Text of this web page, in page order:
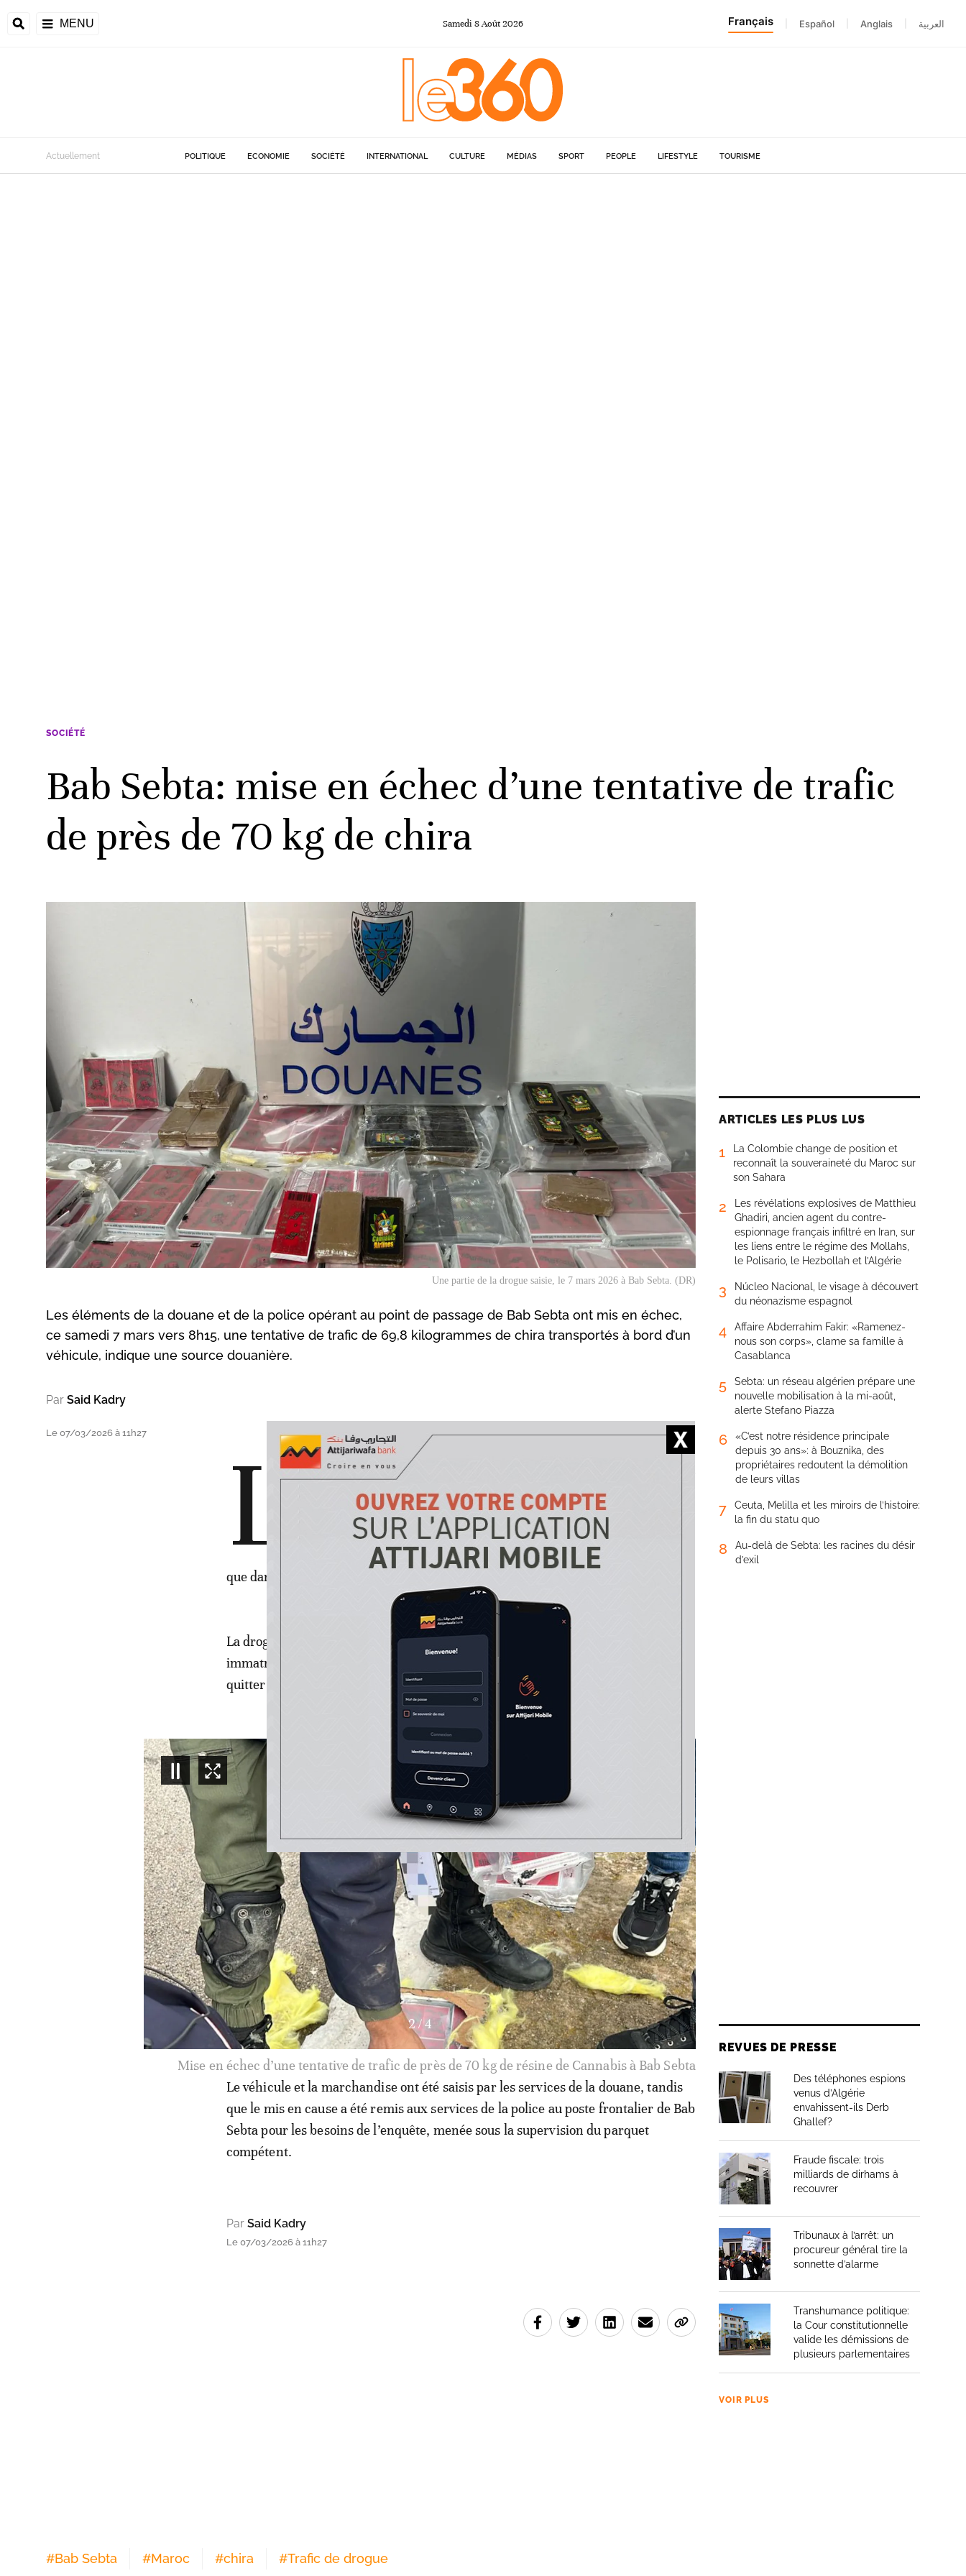
MENU Samedi 8Août2026 Français Español Anglais العربية
Actuellement POLITIQUE ECONOMIE SOCIÉTÉ INTERNATIONAL CULTURE MÉDIAS SPORT PEOPLE LIFESTYLE TOURISME
SOCIÉTÉ
Bab Sebta: mise en échec d’une tentative de trafic
de près de 70 kg de chira
Une partie de la drogue saisie, le 7 mars 2026 à Bab Sebta. (DR)
Les éléments de la douane et de la police opérant au point de passage de Bab Sebta ont mis en échec,
ce samedi 7 mars vers 8h15, une tentative de trafic de 69,8 kilogrammes de chira transportés à bord d’un
véhicule, indique une source douanière.
Par Said Kadry
Le 07/03/2026 à 11h27 L ors d’une opération de contrôle conjointe, les agents de la douane, en
coordination avec la police, ont procédé à la saisie de cette
importante quantité de drogue, soigneusement dissimulée dans
plusieurs compartiments aménagés du véhicule. La marchandise
illicite était dissimulée dans le toit, les parois latérales arrière ainsi
que dans une cachette en bois spécialement aménagée sous le véhicule.
La drogue était transportée à bord d’une voiture de marque Fiat Doblo,
immatriculée au Maroc et conduite par un citoyen marocain qui s’apprêtait à
quitter le territoire national, précise la même source.
3/4
Mise en échec d’une tentative de trafic de près de 70 kg de résine de Cannabis à Bab Sebta
Le véhicule et la marchandise ont été saisis par les services de la douane, tandis
que le mis en cause a été remis aux services de la police au poste frontalier de Bab
Sebta pour les besoins de l’enquête, menée sous la supervision du parquet
compétent.
Par Said Kadry
Le 07/03/2026 à 11h27
#Bab Sebta #Maroc #chira #Trafic de drogue
ARTICLES LES PLUS LUS
1
La Colombie change de position et
reconnaît la souveraineté du Maroc sur
son Sahara
2
Les révélations explosives de Matthieu
Ghadiri, ancien agent du contre-
espionnage français infiltré en Iran, sur
les liens entre le régime des Mollahs,
le Polisario, le Hezbollah et l’Algérie
3
Núcleo Nacional, le visage à découvert
du néonazisme espagnol
4
Affaire Abderrahim Fakir: «Ramenez-
nous son corps», clame sa famille à
Casablanca
5
Sebta: un réseau algérien prépare une
nouvelle mobilisation à la mi-août,
alerte Stefano Piazza
6
«C’est notre résidence principale
depuis 30 ans»: à Bouznika, des
propriétaires redoutent la démolition
de leurs villas
7
Ceuta, Melilla et les miroirs de l’histoire:
la fin du statu quo
8
Au-delà de Sebta: les racines du désir
d’exil
REVUES DE PRESSE
Des téléphones espions
venus d’Algérie
envahissent-ils Derb
Ghallef?
Fraude fiscale: trois
milliards de dirhams à
recouvrer
Tribunaux à l’arrêt: un
procureur général tire la
sonnette d’alarme
Transhumance politique:
la Cour constitutionnelle
valide les démissions de
plusieurs parlementaires
VOIR PLUS